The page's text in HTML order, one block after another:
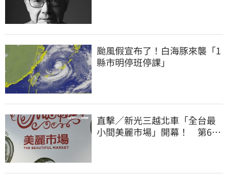
颱風假宣布了！白海豚來襲「1
縣市明停班停課」
直擊／新光三越北車「全台最
小間美麗市場」開幕！ 第6家